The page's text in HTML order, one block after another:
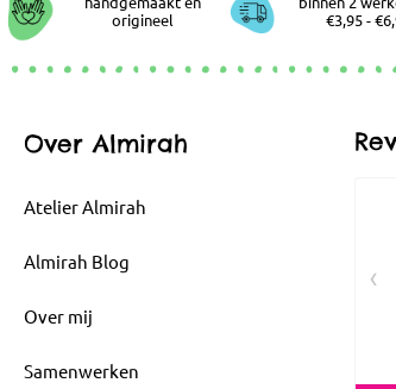
origineel
€3,95 -
Over Almirah
Atelier Almirah
Almirah Blog
Over mij
Samenwerken